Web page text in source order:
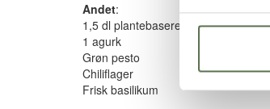
Andet:
1,5 dl plantebaseret yoghurt
1 agurk
Grøn pesto
Chiliflager
Frisk basilikum